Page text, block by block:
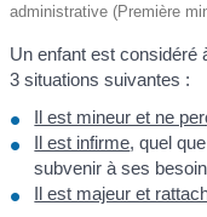
administrative (Première
Un enfant est considéré
3 situations suivantes :
Il est mineur et ne
Il est infirme, quel
subvenir à ses
Il est majeur et